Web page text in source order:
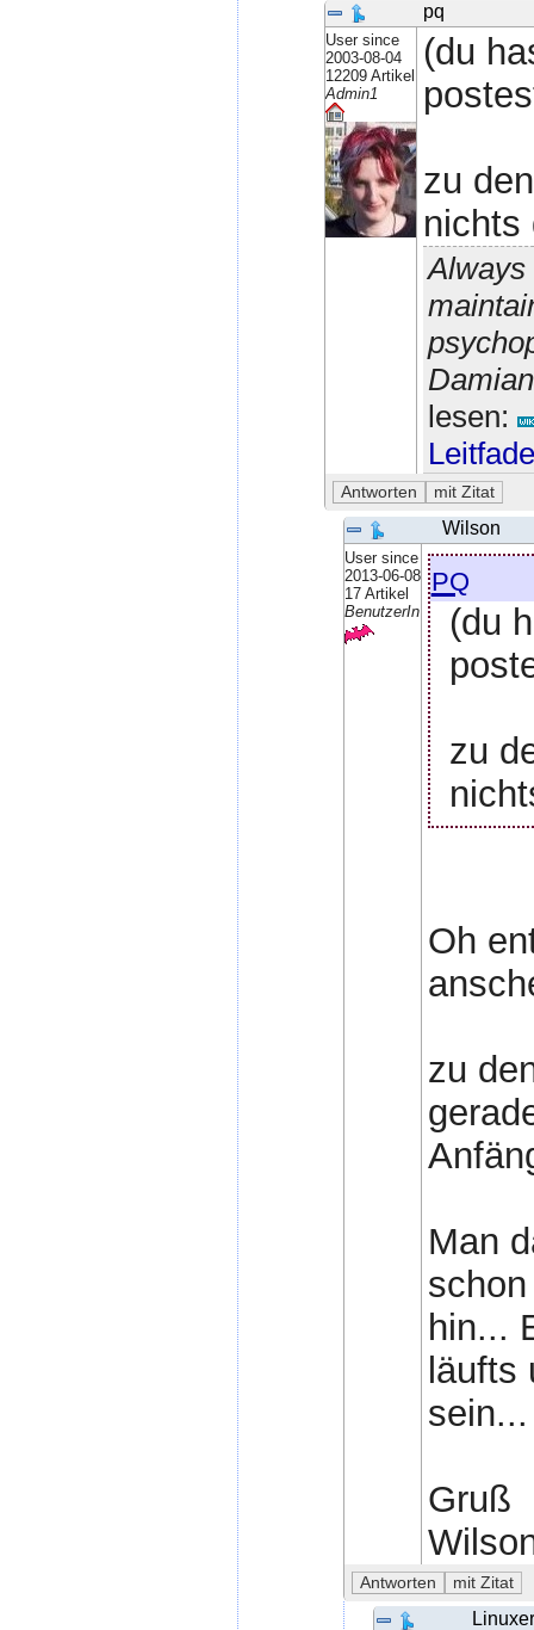
pq
User since
2003-08-04
12209 Artikel
Admin1
(du
zu
nichts
Always
lesen:
Wilson
User since
2013-06-08
17 Artikel
BenutzerIn
pq
(du
zu
Oh
zu
Man
hin...
läufts
Gruß
Linuxer